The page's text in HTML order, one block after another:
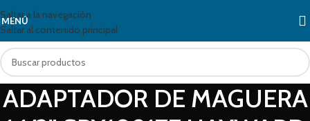
Saltar a la navegación
Saltar al contenido principal
MENÚ
ADAPTADOR DE MAGUERA